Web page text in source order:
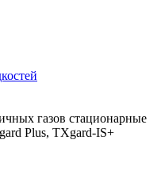
газов стационарные
Plus, TXgard-IS+